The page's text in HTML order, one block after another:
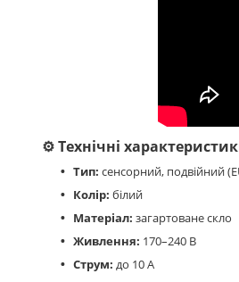
⚙️Технічні
Тип: сенсорний, подвійний
Колір: білий
Матеріал: загартоване скло
Живлення: 170–240 В
Струм: до 10 А